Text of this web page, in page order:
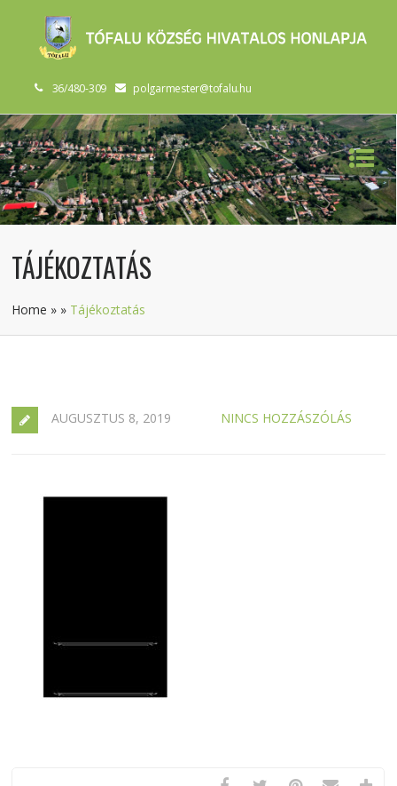
36/480-309 polgarmester@tofalu.hu
TÁJÉKOZTATÁS
Home » » Tájékoztatás
AUGUSZTUS 8, 2019 NINCS HOZZÁSZÓLÁS